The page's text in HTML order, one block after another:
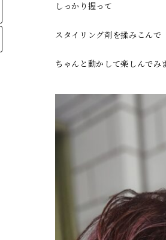
しっかり握って
スタイリング剤を揉みこんで
ちゃんと動かして楽しんでみ